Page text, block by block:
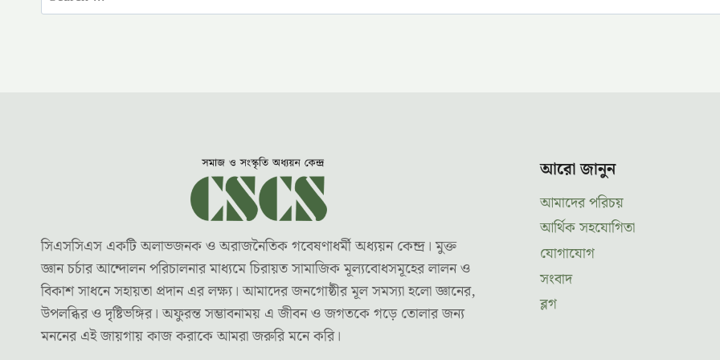
for:
সিএসসিএস একটি অলাভজনক ও অরাজনৈতিক গবেষণাধর্মী অধ্যয়ন কেন্দ্র। মুক্ত
জ্ঞান চর্চার আন্দোলন পরিচালনার মাধ্যমে চিরায়ত সামাজিক মূল্যবোধসমূহের লালন ও
বিকাশ সাধনে সহায়তা প্রদান এর লক্ষ্য। আমাদের জনগোষ্ঠীর মূল সমস্যা হলো জ্ঞানের,
উপলব্ধির ও দৃষ্টিভঙ্গির। অফুরন্ত সম্ভাবনাময় এ জীবন ও জগতকে গড়ে তোলার জন্য
মননের এই জায়গায় কাজ করাকে আমরা জরুরি মনে করি।
আরো জানুন
আমাদের পরিচয়
আর্থিক সহযোগিতা
যোগাযোগ
সংবাদ
ব্লগ